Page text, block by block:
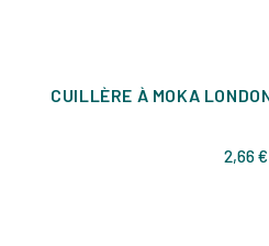
CUILLÈRE À MOKA
2,66 €